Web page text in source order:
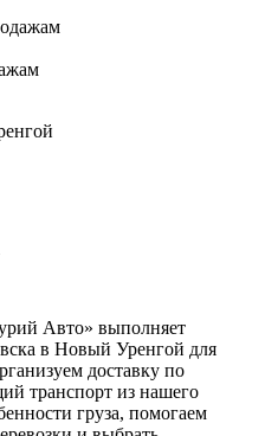
Авто» выполняет
в Новый Уренгой для
доставку по
транспорт из нашего
груза, помогаем